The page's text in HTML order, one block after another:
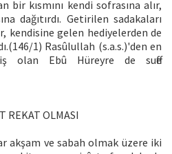
bir kısmını kendi sofrasına alır,
dağıtırdı. Getirilen sadakaları
kendisine gelen hediyelerden de
1) Rasûlullah (s.a.s.)'den en
olan Ebû Hüreyre de suffe
REKAT OLMASI
akşam ve sabah olmak üzere iki